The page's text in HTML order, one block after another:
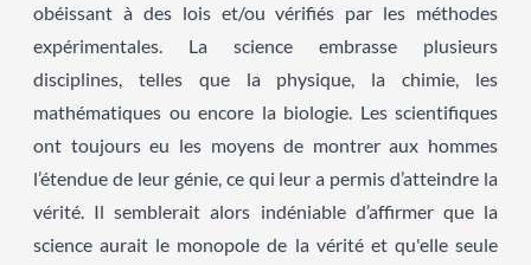
obéissant à des lois et/ou vérifiés par les méthodes
expérimentales. La science embrasse plusieurs
disciplines, telles que la physique, la chimie, les
mathématiques ou encore la biologie. Les scientifiques
ont toujours eu les moyens de montrer aux hommes
l’étendue de leur génie, ce qui leur a permis d’atteindre la
vérité. Il semblerait alors indéniable d’affirmer que la
science aurait le monopole de la vérité et qu'elle seule